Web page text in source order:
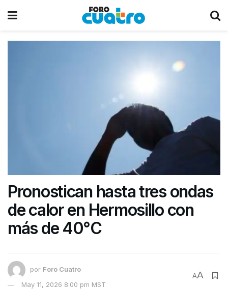
Pronostican hasta tres ondas
de calor en Hermosillo con
más de 40°C
por Foro Cuatro
May 11, 2026 8:00 pm MST
AA